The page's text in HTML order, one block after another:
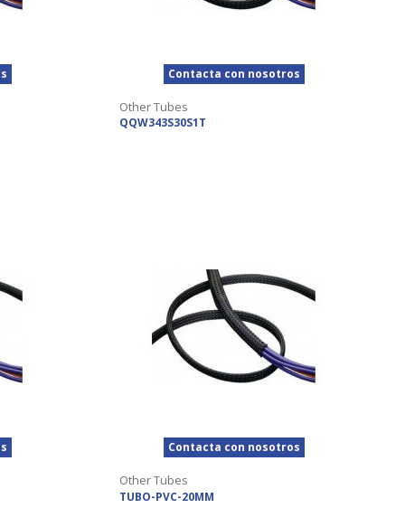
Contacta con nosotros
Other Tubes
QQW343S30S1T
Contacta con nosotros
Other Tubes
TUBO-PVC-20MM